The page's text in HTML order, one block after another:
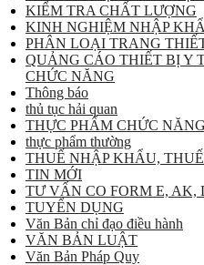
KIỂM TRA CHẤT LƯỢNG
KINH NGHIỆM NHẬP
PHÂN LOẠI TRANG
QUẢNG CÁO THIẾT BỊ Y
CHỨC NĂNG
Thông báo
thủ tục hải quan
THỰC PHẨM CHỨC NĂNG
thực phẩm thường
THUẾ NHẬP KHẨU,
TIN MỚI
TƯ VẤN CO FORM E, AK,
TUYỂN DỤNG
Văn Bản chỉ đạo điều hành
VĂN BẢN LUẬT
Văn Bản Pháp Quy